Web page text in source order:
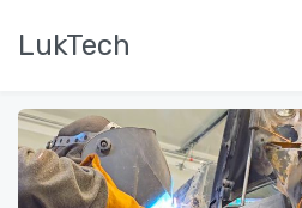
LukTech